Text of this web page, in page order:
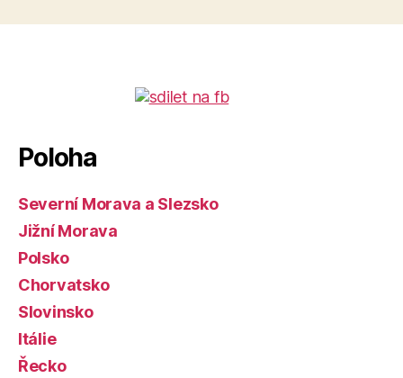
Poloha
Severní Morava a Slezsko
Jižní Morava
Polsko
Chorvatsko
Slovinsko
Itálie
Řecko